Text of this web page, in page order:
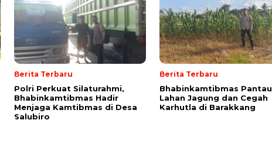
Berita Terbaru
Polri Perkuat Silaturahmi,
Bhabinkamtibmas Hadir
Menjaga Kamtibmas di Desa
Salubiro
Berita Terbaru
Bhabinkamtibmas Pantau
Lahan Jagung dan Cegah
Karhutla di Barakkang